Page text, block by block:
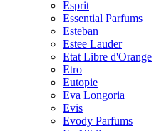
Esprit
Essential Parfums
Esteban
Estee Lauder
Etat Libre d'Orange
Etro
Eutopie
Eva Longoria
Evis
Evody Parfums